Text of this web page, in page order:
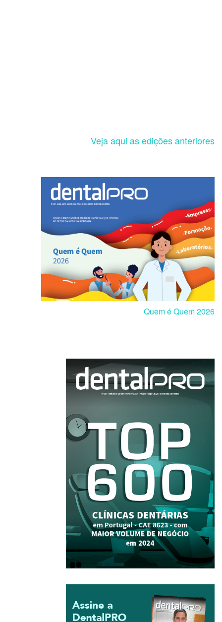
Veja aqui as edições anteriores
Quem é Quem 2026